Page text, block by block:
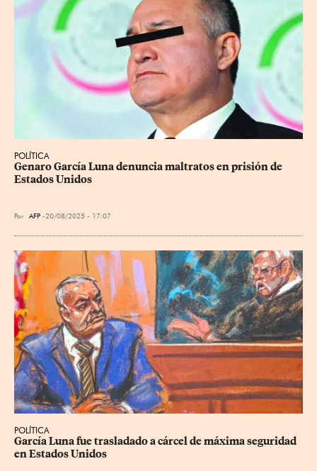
POLÍTICA
Genaro García Luna denuncia maltratos en prisión de
Estados Unidos
Por AFP 20/08/2025 - 17:07
POLÍTICA
García Luna fue trasladado a cárcel de máxima seguridad
en Estados Unidos